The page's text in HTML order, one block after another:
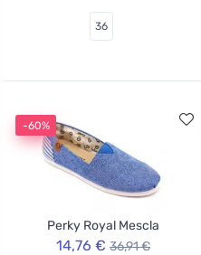
36
-60%
Perky Royal Mescla
14,76 € 36,91 €